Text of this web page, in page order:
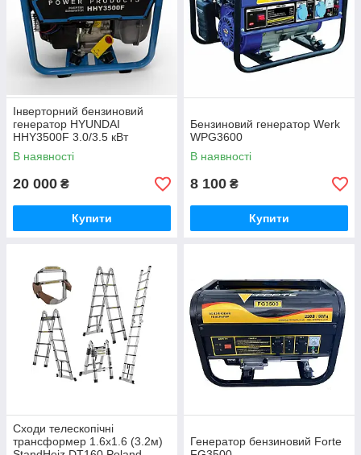
Інверторний бензиновий
генератор HYUNDAI
HHY3500F 3.0/3.5 кВт
В наявності
20 000 ₴
Купити
Бензиновий генератор Werk
WPG3600
В наявності
8 100 ₴
Купити
Сходи телескопічні
трансформер 1.6х1.6 (3.2м)
Генератор бензиновий Forte